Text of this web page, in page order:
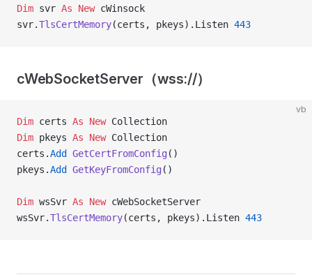
Dim svr As New cWinsock
svr.TlsCertMemory(certs, pkeys).Listen 443
cWebSocketServer（wss://）
vb
Dim certs As New Collection
Dim pkeys As New Collection
certs.Add GetCertFromConfig ()
pkeys.Add GetKeyFromConfig ()
Dim wsSvr As New cWebSocketServer
wsSvr.TlsCertMemory(certs, pkeys).Listen 443